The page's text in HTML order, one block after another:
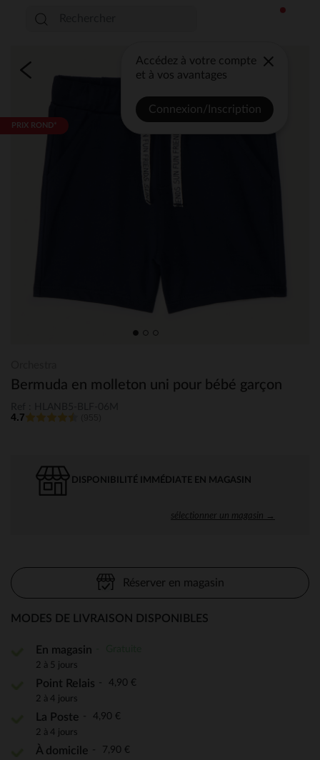
Accédez à votre compte
et à vos avantages
Connexion/Inscription
PRIX ROND*
Bermuda en molleton uni pour bébé garçon
4.7
DISPONIBILITÉ IMMÉDIATE EN MAGASIN
sélectionner un magasin →
Réserver en magasin
MODES DE LIVRAISON DISPONIBLES
En magasin
2 à 5 jours
Point Relais 4,90 €
2 à 4 jours
La Poste 4,90 €
2 à 4 jours
À domicile 7,90 €